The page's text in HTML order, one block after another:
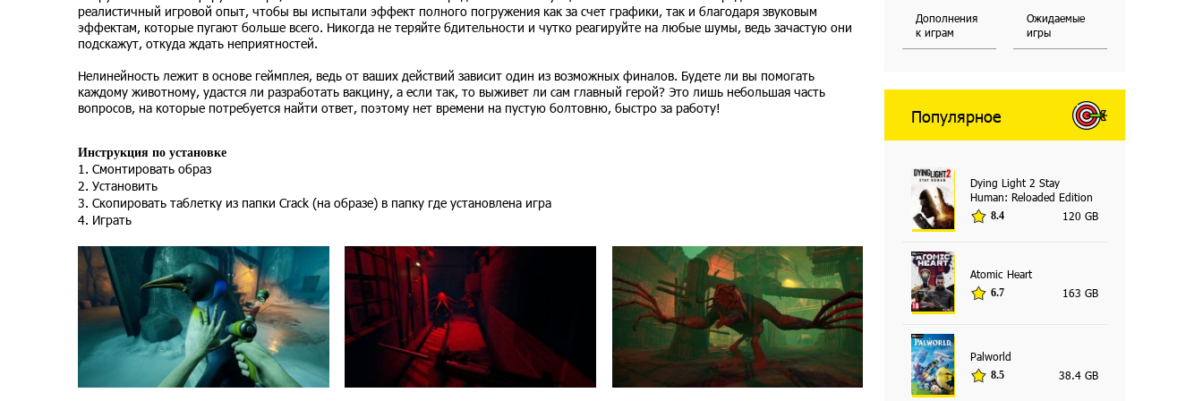
реалистичный игровой опыт, чтобы вы испытали эффект полного погружения как за счет графики, так и благодаря звуковым
эффектам, которые пугают больше всего. Никогда не теряйте бдительности и чутко реагируйте на любые шумы, ведь зачастую они
подскажут, откуда ждать неприятностей.
Нелинейность лежит в основе геймплея, ведь от ваших действий зависит один из возможных финалов. Будете ли вы помогать
каждому животному, удастся ли разработать вакцину, а если так, то выживет ли сам главный герой? Это лишь небольшая часть
вопросов, на которые потребуется найти ответ, поэтому нет времени на пустую болтовню, быстро за работу!
Инструкция по установке
1. Смонтировать образ
2. Установить
3. Скопировать таблетку из папки Crack (на образе) в папку где установлена игра
4. Играть
Дополнения
к играм
Ожидаемые
игры
Популярное
Dying Light 2 Stay
Human: Reloaded Edition
8.4 120 GB
Atomic Heart
6.7 163 GB
Palworld
8.5 38.4 GB